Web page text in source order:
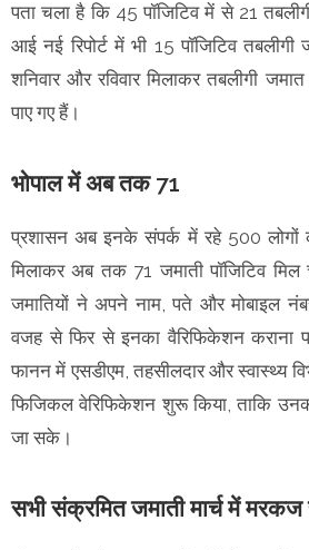
पता चला है कि 45 पॉजिटिव में से 21
आई नई रिपोर्ट में भी 15 पॉजिटिव
शनिवार और रविवार मिलाकर तबलीगी
पाए गए हैं।
भोपाल में अब तक 71
प्रशासन अब इनके संपर्क में रहे 500 लोगों
मिलाकर अब तक 71 जमाती पॉजिटिव
जमातियों ने अपने नाम, पते और मोबाइल
वजह से फिर से इनका वैरिफिकेशन कराना
फानन में एसडीएम, तहसीलदार और स्वास्थ्य
फिजिकल वेरिफिकेशन शुरू किया, ताकि
जा सके।
सभी संक्रमित जमाती मार्च में